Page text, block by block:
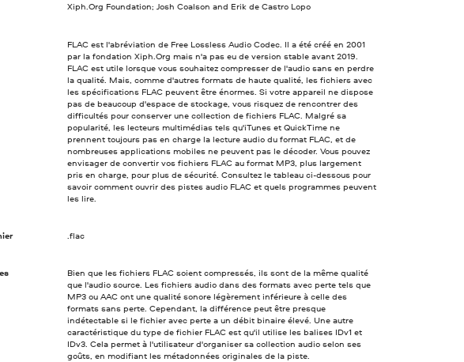
Xiph.Org Foundation; Josh Coalson and Erik de Castro Lopo
FLAC est l'abréviation de Free Lossless Audio Codec. Il a été créé en 2001
par la fondation Xiph.Org mais n'a pas eu de version stable avant 2019.
FLAC est utile lorsque vous souhaitez compresser de l'audio sans en perdre
la qualité. Mais, comme d'autres formats de haute qualité, les fichiers avec
les spécifications FLAC peuvent être énormes. Si votre appareil ne dispose
pas de beaucoup d'espace de stockage, vous risquez de rencontrer des
difficultés pour conserver une collection de fichiers FLAC. Malgré sa
popularité, les lecteurs multimédias tels qu'iTunes et QuickTime ne
prennent toujours pas en charge la lecture audio du format FLAC, et de
nombreuses applications mobiles ne peuvent pas le décoder. Vous pouvez
envisager de convertir vos fichiers FLAC au format MP3, plus largement
pris en charge, pour plus de sécurité. Consultez le tableau ci-dessous pour
savoir comment ouvrir des pistes audio FLAC et quels programmes peuvent
les lire.
.flac
Bien que les fichiers FLAC soient compressés, ils sont de la même qualité
que l'audio source. Les fichiers audio dans des formats avec perte tels que
MP3 ou AAC ont une qualité sonore légèrement inférieure à celle des
formats sans perte. Cependant, la différence peut être presque
indétectable si le fichier avec perte a un débit binaire élevé. Une autre
caractéristique du type de fichier FLAC est qu'il utilise les balises IDv1 et
IDv3. Cela permet à l'utilisateur d'organiser sa collection audio selon ses
goûts, en modifiant les métadonnées originales de la piste.